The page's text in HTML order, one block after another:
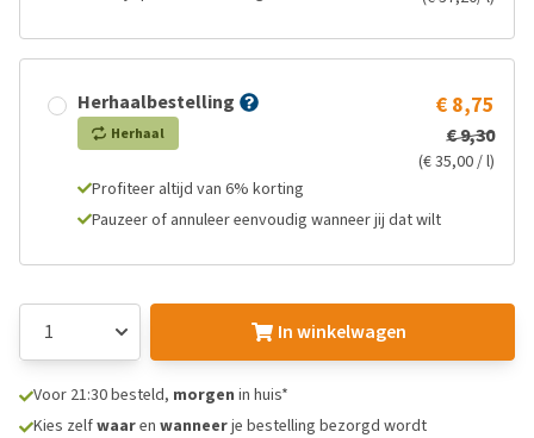
Herhaalbestelling
Herhaal
€ 8,75
€ 9,30
(€ 35,00 / l)
Profiteer altijd van 6% korting
Pauzeer of annuleer eenvoudig wanneer jij dat wilt
In winkelwagen
Voor 21:30 besteld, morgen in huis*
Kies zelfwaaren wanneerje bestelling bezorgd wordt